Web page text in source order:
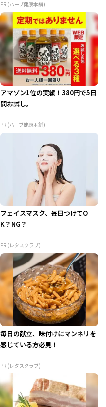
PR (ハーブ健康本舗)
アマゾン1位の実績！380円で5日
間お試し。
PR (ハーブ健康本舗)
フェイスマスク、毎日つけてO
K？NG？
PR (レタスクラブ)
毎日の献立、味付けにマンネリを
感じている方必見！
PR (レタスクラブ)